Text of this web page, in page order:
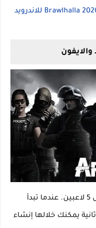
تحيمل لعبة براول هالا : Brawlhalla 2020 للاندرويد
هذه اللعبة تتكون من 5 لاعبين مقابل 5 لاعبين. عندما تبدأ
المباراة ، ستبقى في الردهة لمدة 45 ثانية يمكنك خلالها إنشاء